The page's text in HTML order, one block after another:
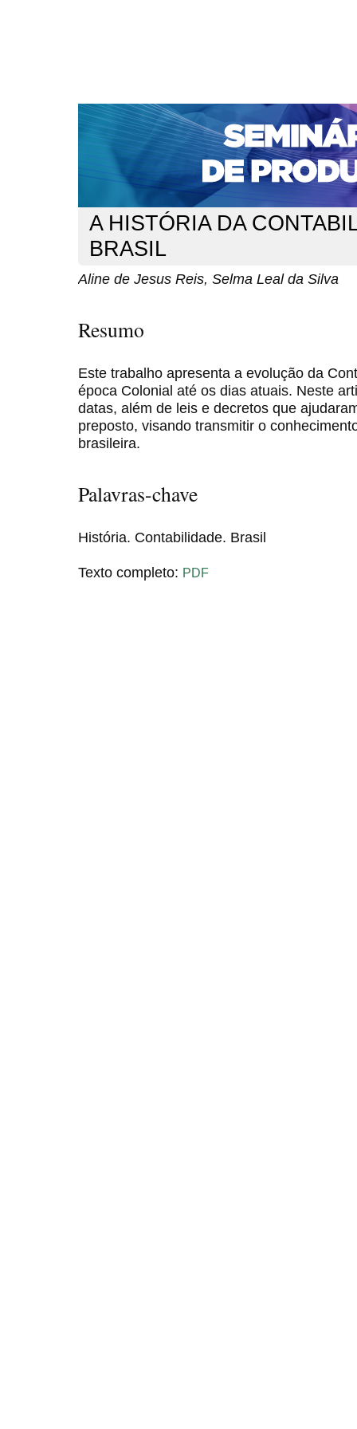
CAPA SOBRE ACESSO
NOTÍCIAS
PORTAL DE REVISTAS DA UNIFACS
v. 11, n. 1 (2007) >Reis
A HISTÓRIA DA
BRASIL
Aline de Jesus Reis, Selma Leal da Silva
Resumo
Este trabalho apresenta a evolução da
época Colonial até os dias atuais. Neste
datas, além de leis e decretos que
preposto, visando transmitir o
brasileira.
Palavras-chave
História. Contabilidade. Brasil
Texto completo: PDF